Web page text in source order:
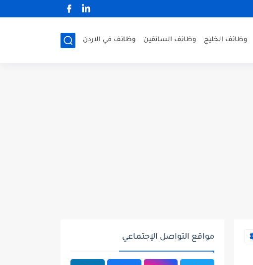
وظائف الخليج وظائف السائقين وظائف في الاردن
مواقع التواصل الإجتماعي